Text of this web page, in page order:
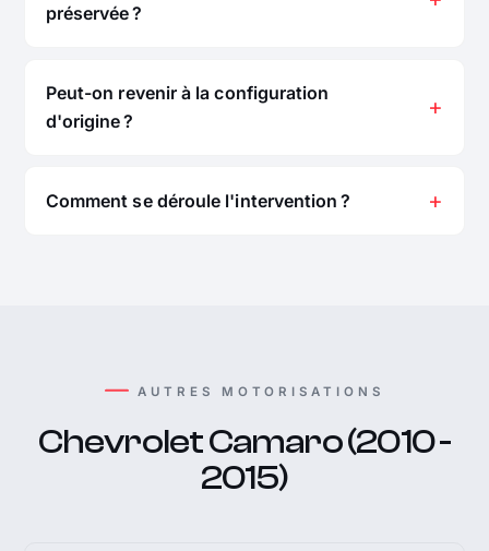
préservée ?
Peut-on revenir à la configuration
d'origine ?
Comment se déroule l'intervention ?
AUTRES MOTORISATIONS
Chevrolet Camaro (2010 -
2015)